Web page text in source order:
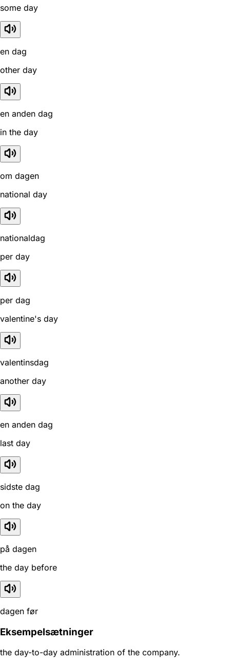
some day
en dag
other day
en anden dag
in the day
om dagen
national day
nationaldag
per day
per dag
valentine's day
valentinsdag
another day
en anden dag
last day
sidste dag
on the day
på dagen
the day before
dagen før
Eksempelsætninger
the day-to-day administration of the company.